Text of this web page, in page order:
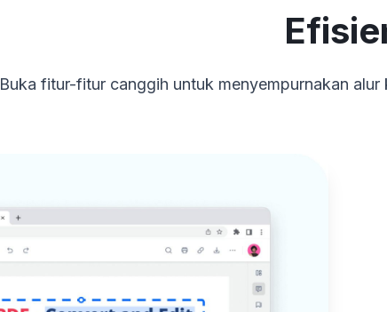
Buka fitur-fitur canggih untuk menyempurnakan